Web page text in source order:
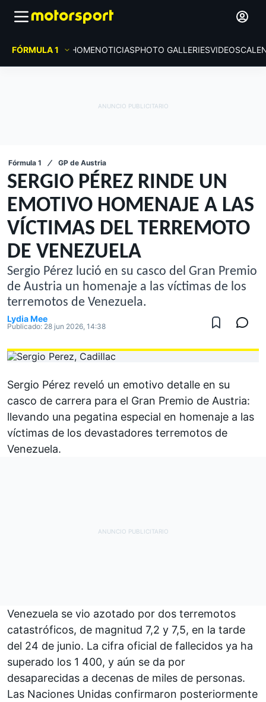
FÓRMULA 1 HOMENOTICIASPHOTO GALLERIESVIDEOS
Fórmula 1 GP de Austria
SERGIO PÉREZ RINDE UN
EMOTIVO HOMENAJE A LAS
VÍCTIMAS DEL TERREMOTO
DE VENEZUELA
Sergio Pérez lució en su casco del Gran Premio
de Austria un homenaje a las víctimas de los
terremotos de Venezuela.
Lydia Mee
Publicado: 28 jun 2026, 14:38
Sergio Pérez reveló un emotivo detalle en su
casco de carrera para el Gran Premio de Austria:
llevando una pegatina especial en homenaje a las
víctimas de los devastadores terremotos de
Venezuela.
Venezuela se vio azotado por dos terremotos
catastróficos, de magnitud 7,2 y 7,5, en la tarde
del 24 de junio. La cifra oficial de fallecidos ya ha
superado los 1 400, y aún se da por
desaparecidas a decenas de miles de personas.
Las Naciones Unidas confirmaron posteriormente